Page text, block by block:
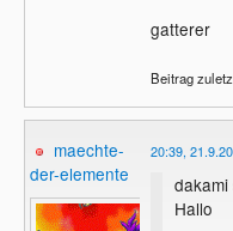
gatterer
Beitrag
maechte-
der-elemente
20:39,
Hallo